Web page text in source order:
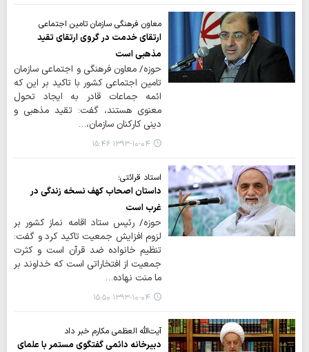
معاون فرهنگی سازمان تامین اجتماعی
ارتقای خدمت در گروی ارتقای تقید
مذهبی است
حوزه/ معاون فرهنگی و اجتماعی سازمان
تامین اجتماعی کشور با تاکید بر این که
ائمه جماعات قادر به ایجاد تحول
معنوی هستند، گفت: تقید مذهبی و
دینی کارکنان سازمان،…
۱۳۹۳-۱۰-۰۴ ۱۵:۴۶
استاد قرائتی؛
داستان اصحاب کهف نسخه زندگی در
غرب است
حوزه/ رئیس ستاد اقامه نماز کشور بر
لزوم افزایش جمعیت تاکید کرد و گفت:
تنظیم خانواده ضد قرآن است و کثرت
جمعیت از افتخاراتی است که خداوند بر
ما منت نهاده…
۱۳۹۳-۱۰-۰۴ ۱۵:۵۰
آیت‌الله العظمی مکارم خبر داد
دبیرخانه دائمی گفتگوی مستمر با علمای